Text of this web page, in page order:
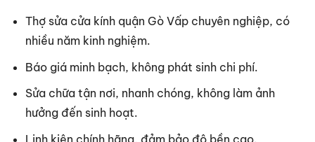
Thợ sửa cửa kính quận Gò Vấp chuyên nghiệp, có
nhiều năm kinh nghiệm.
Báo giá minh bạch, không phát sinh chi phí.
Sửa chữa tận nơi, nhanh chóng, không làm ảnh
hưởng đến sinh hoạt.